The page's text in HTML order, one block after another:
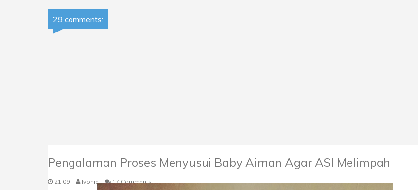
29 comments:
Pengalaman Proses Menyusui Baby Aiman Agar ASI Melimpah
21.09 Ivonie 17 Comments